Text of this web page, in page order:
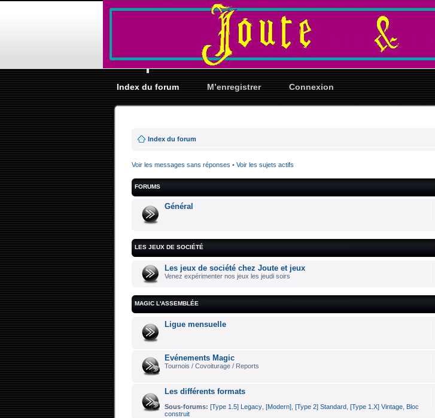
Index du forum M’enregistrer Connexion
Index du forum
Voir les messages sans réponses • Voir les sujets actifs
FORUMS
Général
LES JEUX DE SOCIÉTÉ
Les jeux de société chez Joute et jeux
Venez expérimenter nos jeux les jeudi soirs
MAGIC L'ASSEMBLÉE
Ligue mensuelle
Evénements Magic
Tournois / Covoiturage / Reports
Les différents formats
Sous-forums: [Type 1.5] Legacy [Modern] [Type 2] Standard [Type 1.X] Vintage Bloc
construit